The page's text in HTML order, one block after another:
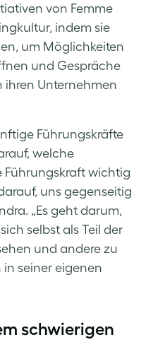
von Femme
indem sie
um Möglichkeiten
und Gespräche
ihren Unternehmen
Führungskräfte
welche
Führungskraft wichtig
uns gegenseitig
„Es geht darum,
selbst als Teil der
und andere zu
seiner eigenen
schwierigen